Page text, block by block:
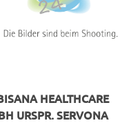
HEALTHCARE
URSPR. SERVONA